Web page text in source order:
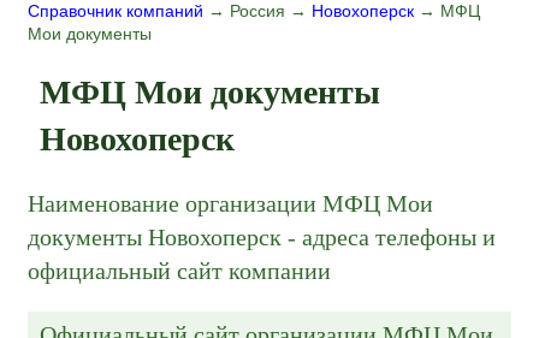
Справочник компаний → Россия → Новохоперск → МФЦ
Мои документы
МФЦ Мои документы
Новохоперск
Наименование организации МФЦ Мои
документы Новохоперск - адреса телефоны и
официальный сайт компании